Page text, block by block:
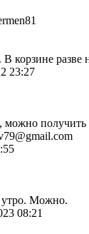
корзине разве
23:27
можно
утро. Можно.
08:21